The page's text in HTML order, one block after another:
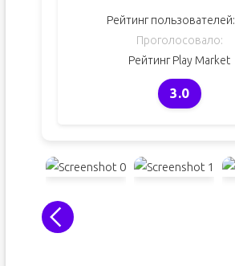
Рейтинг пользователей:
Проголосовало:
Рейтинг Play Market
3.0